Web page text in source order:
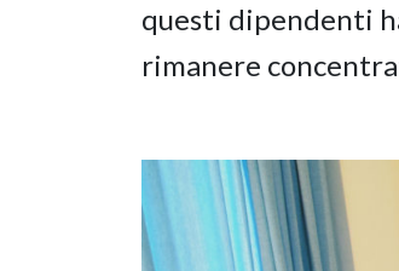
questi dipendenti
rimanere